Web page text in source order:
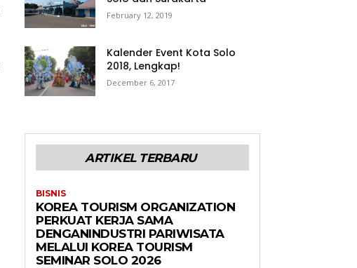
February 12, 2019
Kalender Event Kota Solo
2018, Lengkap!
December 6, 2017
ARTIKEL TERBARU
BISNIS
KOREA TOURISM ORGANIZATION
PERKUAT KERJA SAMA
DENGANINDUSTRI PARIWISATA
MELALUI KOREA TOURISM
SEMINAR SOLO 2026